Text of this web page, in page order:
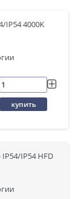
IP54 4000K
купить
IP54/IP54 HFD